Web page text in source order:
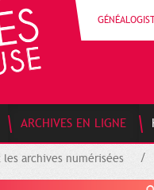
ARCHIVES EN LIGNE
les archives numérisées